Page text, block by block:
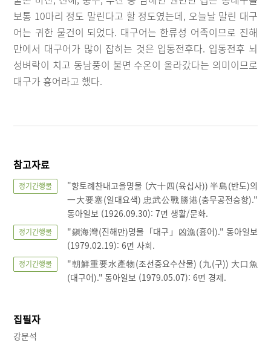
보통 10마리 정도 말린다고 할 정도였는데, 오늘날 말린 대구
어는 귀한 물건이 되었다. 대구어는 한류성 어족이므로 진해
만에서 대구어가 많이 잡히는 것은 입동전후다. 입동전후 뇌
성벼락이 치고 동남풍이 불면 수온이 올라갔다는 의미이므로
대구가 흉어라고 했다.
참고자료
정기간행물
"향토례찬내고을명물 (六十四(육십사)) 半島(반도)의
一大要塞(일대요색) 忠武公戰勝港(충무공전승항)."
동아일보 (1926.09.30): 7면 생활/문화.
정기간행물
"鎭海灣(진해만)명물「대구」凶漁(흉어)." 동아일보
(1979.02.19): 6면 사회.
정기간행물
"朝鮮重要水產物(조선중요수산물) (九(구)) 大口魚
(대구어)." 동아일보 (1979.05.07): 6면 경제.
집필자
강문석